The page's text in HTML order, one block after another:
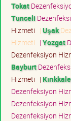
Tokat
Tunceli
Hizmeti | Uşak
Hizmeti | Yozgat
Dezenfeksiyon
Bayburt
Hizmeti | Kırıkkale
Dezenfeksiyon
Dezenfeksiyon
Dezenfeksiyon